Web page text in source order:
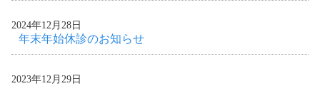
2024年12月28日
年末年始休診のお知らせ
2023年12月29日